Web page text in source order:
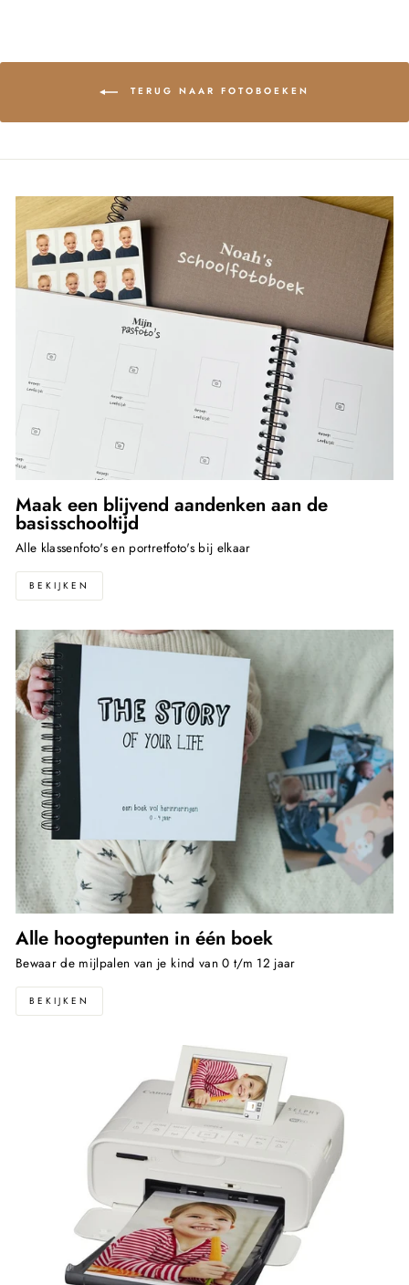
TERUG NAAR FOTOBOEKEN
Maak een blijvend aandenken aan de
basisschooltijd
Alle klassenfoto's en portretfoto's bij elkaar
BEKIJKEN
Alle hoogtepunten in één boek
Bewaar de mijlpalen van je kind van 0 t/m 12 jaar
BEKIJKEN